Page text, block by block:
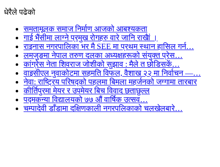
धेरैले पढेको
समतामूलक समाज निर्माण आजको आबश्यकता
गाई भैंसीमा लाग्ने प्रमुख रोगहरु वारे जानि राखैां ।
राइनास नगरपालिका भर मै SEE मा प्रथम स्थान हासिल गर्न…
लमजुङमा नेपाल तरुण दलका अध्यक्षहरूको संयुक्त प्रेस…
कांग्रेस नेता शिवराज जोशीको सुझाव : मैले त छोडिसकें…
वाइसीएल नुवाकोटमा सहमति विफल, वैशाख २२ मा निर्वाचन —…
नेवा: राष्ट्रिय परिषद्को पहलमा बिमला महर्जनको जग्गामा तारबार
कीर्तिपुरमा मेयर र उपमेयर बिच विवाद छताछुल्ल
पद्मकन्या विद्यालयको ७७ औं ‌‌वार्षिक ‌उत्सव…
चम्पादेवी डाँडामा दक्षिणकाली नगरपलिकाको चलखेलबारे…